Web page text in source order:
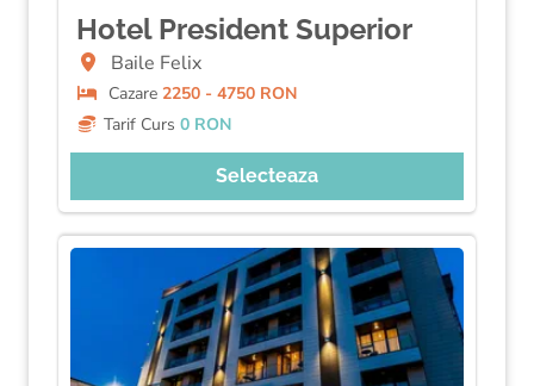
Hotel President Superior
Baile Felix
Cazare 2250 - 4750 RON
Tarif Curs 0 RON
Selecteaza